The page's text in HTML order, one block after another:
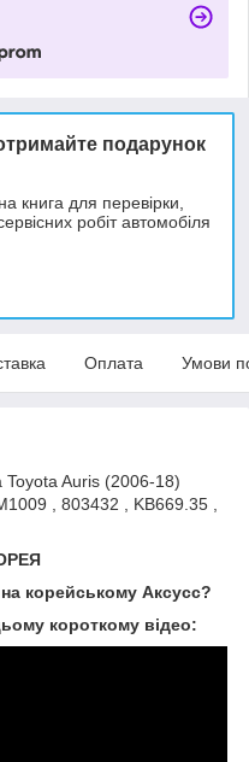
подарунок
книга для перевірки,
робіт автомобіля
Оплата Умови
Auris (2006-18)
, 803432 , KB669.35 ,
корейському Аксусс?
короткому відео: